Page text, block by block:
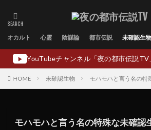
オカルト 心霊 陰謀論 都市伝説 未確認生物
▶ YouTubeチャンネル「夜の都市伝説TV
HOME 未確認生物 モハモハと言う名の特
モハモハと言う名の特殊な未確認